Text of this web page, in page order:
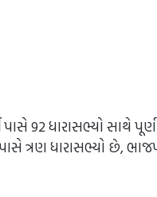
92 ધારાસભ્યો સાથે
ત્રણ ધારાસભ્યો છે,